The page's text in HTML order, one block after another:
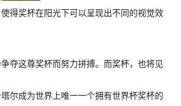
得奖杯在阳光下可以呈现出不同的视觉效
夺这尊奖杯而努力拼搏。而奖杯，也将见
尔成为世界上唯一一个拥有世界杯奖杯的